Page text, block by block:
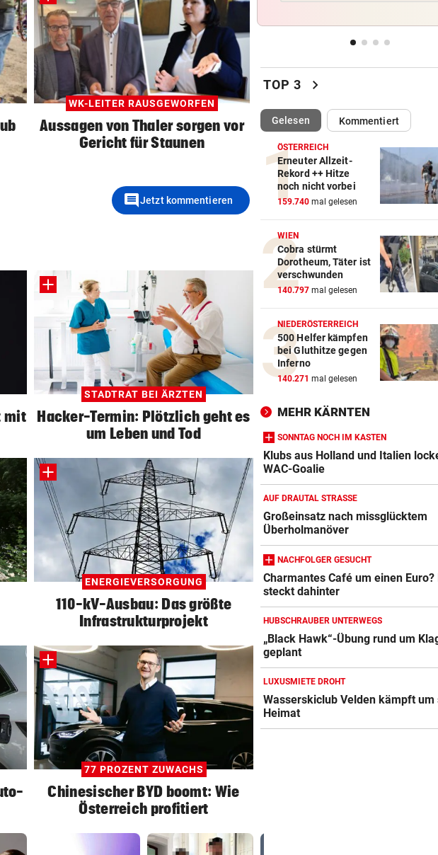
WK-LEITER RAUSGEWORFEN
Aussagen von Thaler sorgen vor
Gericht für Staunen
commentJetzt kommentieren
mit
STADTRAT BEI ÄRZTEN
Hacker-Termin: Plötzlich geht es
um Leben und Tod
ENERGIEVERSORGUNG
110-kV-Ausbau: Das größte
Infrastrukturprojekt
77 PROZENT ZUWACHS
Chinesischer BYD boomt: Wie
Österreich profitiert
Transfer-Clou
Anwalt auf den Plan
TROTZ ENTSCHULDIGUNG
Sager wirkt nach: Mütter-
Aufstand gegen Kanzler
SCHLÜSSEL IM PKW vor
Dreijähriger Bub wurde aus
heißem Auto gerettet
TOP 3 chevron_right
Gelesen(ausgewählt)Kommentiert
ÖSTERREICH
Erneuter Allzeit-
Rekord ++ Hitze
noch nicht vorbei
159.740 mal gelesen
WIEN
Cobra stürmt
Dorotheum, Täter ist
verschwunden
140.797 mal gelesen
NIEDERÖSTERREICH
500 Helfer kämpfen
bei Gluthitze gegen
Inferno
140.271 mal gelesen
MEHR KÄRNTEN
SONNTAG NOCH IM KASTEN
Klubs aus Holland und Italien
WAC-Goalie
AUF DRAUTAL STRASSE
Großeinsatz nach missglücktem
Überholmanöver
NACHFOLGER GESUCHT
Charmantes Café um einen Euro?
steckt dahinter
HUBSCHRAUBER UNTERWEGS
„Black Hawk“-Übung rund um
geplant
LUXUSMIETE DROHT
Wasserskiclub Velden kämpft um
Heimat